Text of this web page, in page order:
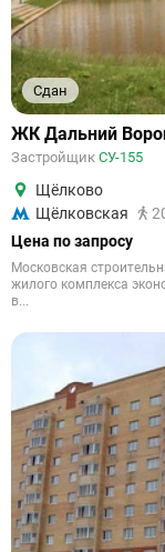
Сдан
ЖК Дальний
Застройщик СУ-155
Щёлково
Щёлковская
Цена по запросу
Московская
жилого комплекса
в...